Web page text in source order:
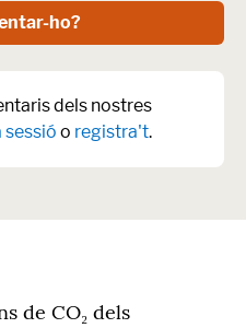
ho?
dels nostres
sessió o registra't.
de CO₂ dels